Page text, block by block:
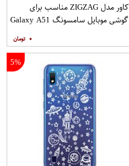
کاور مدل ZIGZAG مناسب برای
گوشی موبایل سامسونگ Galaxy A51
۰
5%